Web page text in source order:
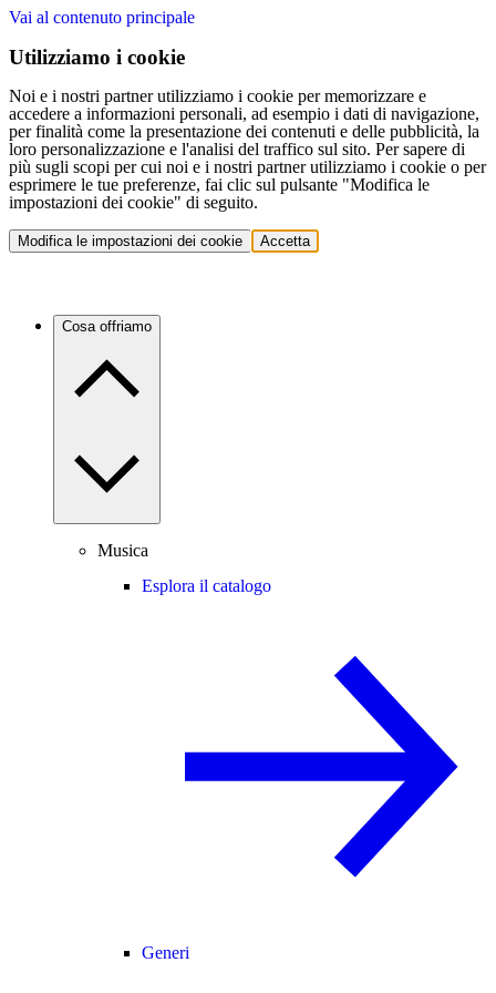
Vai al contenuto principale
Utilizziamo i cookie
Noi e i nostri partner utilizziamo i cookie per memorizzare e
accedere a informazioni personali, ad esempio i dati di navigazione,
per finalità come la presentazione dei contenuti e delle pubblicità, la
loro personalizzazione e l'analisi del traffico sul sito. Per sapere di
più sugli scopi per cui noi e i nostri partner utilizziamo i cookie o per
esprimere le tue preferenze, fai clic sul pulsante "Modifica le
impostazioni dei cookie" di seguito.
Modifica le impostazioni dei cookie Accetta
Cosa offriamo
Musica
Esplora il catalogo
Generi